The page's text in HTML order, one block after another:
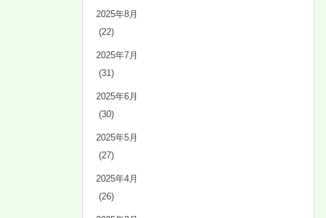
2025年8月
(22)
2025年7月
(31)
2025年6月
(30)
2025年5月
(27)
2025年4月
(26)